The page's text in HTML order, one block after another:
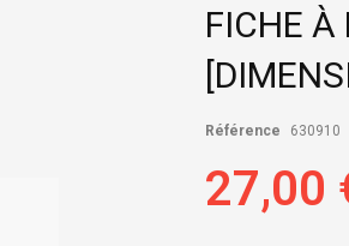
FICHE
Référence 630910
27,00